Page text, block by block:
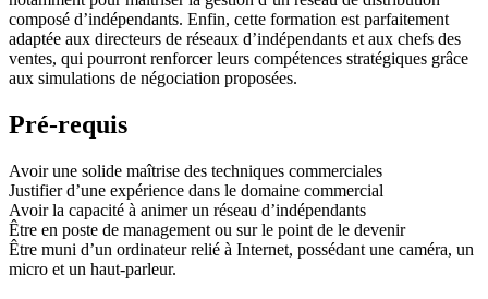
composé d’indépendants. Enfin, cette formation est parfaitement
adaptée aux directeurs de réseaux d’indépendants et aux chefs des
ventes, qui pourront renforcer leurs compétences stratégiques grâce
aux simulations de négociation proposées.
Pré-requis
Avoir une solide maîtrise des techniques commerciales
Justifier d’une expérience dans le domaine commercial
Avoir la capacité à animer un réseau d’indépendants
Être en poste de management ou sur le point de le devenir
Être muni d’un ordinateur relié à Internet, possédant une caméra, un
micro et un haut-parleur.